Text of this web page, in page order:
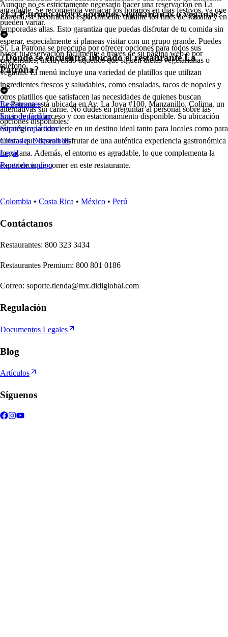
agradable. Se recomienda verificar los horarios en días festivos, ya que
pueden variar.
Aunque no es estrictamente necesario hacer una reservación en La
Patrona, se recomienda especialmente durante los fines de semana y en
temporadas altas. Esto garantiza que puedas disfrutar de tu comida sin
esperar, especialmente si planeas visitar con un grupo grande. Puedes
hacer tu reservación fácilmente a través de su página web o por
teléfono.
¿La Patrona ofrece opciones vegetarianas o veganas?
Sí, La Patrona se preocupa por ofrecer opciones para todos sus
comensales, incluyendo aquellos que siguen dietas vegetarianas o
veganas. El menú incluye una variedad de platillos que utilizan
ingredientes frescos y saludables, como ensaladas, tacos de nopales y
otros platillos que satisfacen las necesidades de quienes buscan
alternativas sin carne. No dudes en preguntar al personal sobre las
opciones disponibles.
¿Dónde se encuentra ubicado el restaurante La
Patrona?
La Patrona está ubicada en Av. La Joya #100, Manzanillo, Colima, un
lugar de fácil acceso y con estacionamiento disponible. Su ubicación
estratégica la convierte en un destino ideal tanto para locales como para
turistas que desean disfrutar de una auténtica experiencia gastronómica
mexicana. Además, el entorno es agradable, lo que complementa la
experiencia de comer en este restaurante.
Restaurantes
Socio repartidor
Soporte repartidor
Ciudades Disponibles
Legal
Renta de equipo
Colombia • Costa Rica • México • Perú
Contáctanos
Restaurantes: 800 323 3434
Restaurantes Premium: 800 801 0186
Correo: soporte.tienda@mx.didiglobal.com
Regulación
Documentos Legales
Blog
Artículos
Síguenos